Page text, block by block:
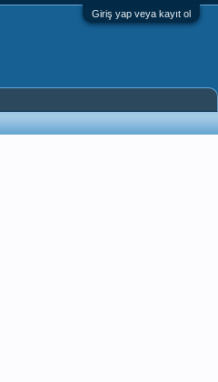
Giriş yap veya kayıt ol